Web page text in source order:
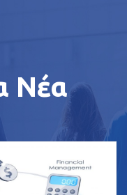
Νέα